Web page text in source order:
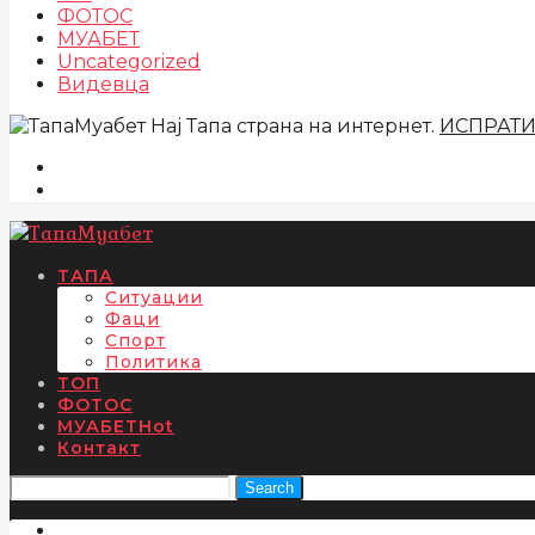
ФОТОС
МУАБЕТ
Uncategorized
Видевца
Нај Тапа страна на интернет. ИСПРАТИ
ТАПА
Ситуации
Фаци
Спорт
Политика
ТОП
ФОТОС
МУАБЕТHot
Контакт
Search